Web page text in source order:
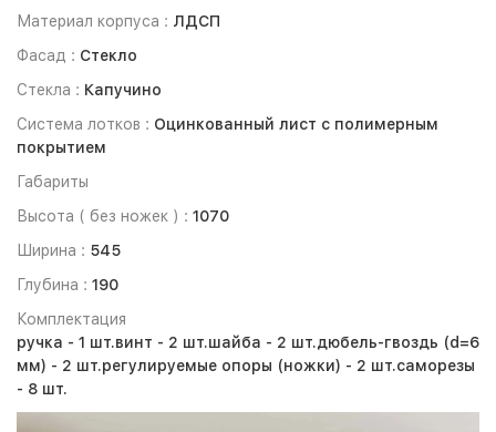
Материал корпуса : ЛДСП
Фасад : Стекло
Стекла : Капучино
Система лотков : Оцинкованный лист с полимерным
покрытием
Габариты
Высота ( без ножек ) : 1070
Ширина : 545
Глубина : 190
Комплектация
ручка - 1 шт.винт - 2 шт.шайба - 2 шт.дюбель-гвоздь (d=6
мм) - 2 шт.регулируемые опоры (ножки) - 2 шт.саморезы
- 8 шт.